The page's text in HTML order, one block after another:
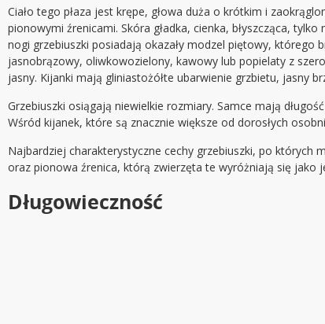
Ciało tego płaza jest krępe, głowa duża o krótkim i
pionowymi źrenicami. Skóra gładka, cienka, błyszcząca,
nogi grzebiuszki posiadają okazały modzel piętowy, którego
jasnobrązowy, oliwkowozielony, kawowy lub popielaty z
jasny. Kijanki mają gliniastożółte ubarwienie grzbietu, jasny
Grzebiuszki osiągają niewielkie rozmiary. Samce mają
Wśród kijanek, które są znacznie większe od dorosłych
Najbardziej charakterystyczne cechy grzebiuszki, po których
oraz pionowa źrenica, którą zwierzęta te wyróżniają się jako
Długowieczność